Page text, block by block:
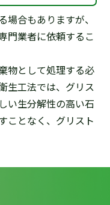
合もありますが、
門業者に依頼するこ
物として処理する必
生工法では、グリス
い生分解性の高い石
ことなく、グリスト